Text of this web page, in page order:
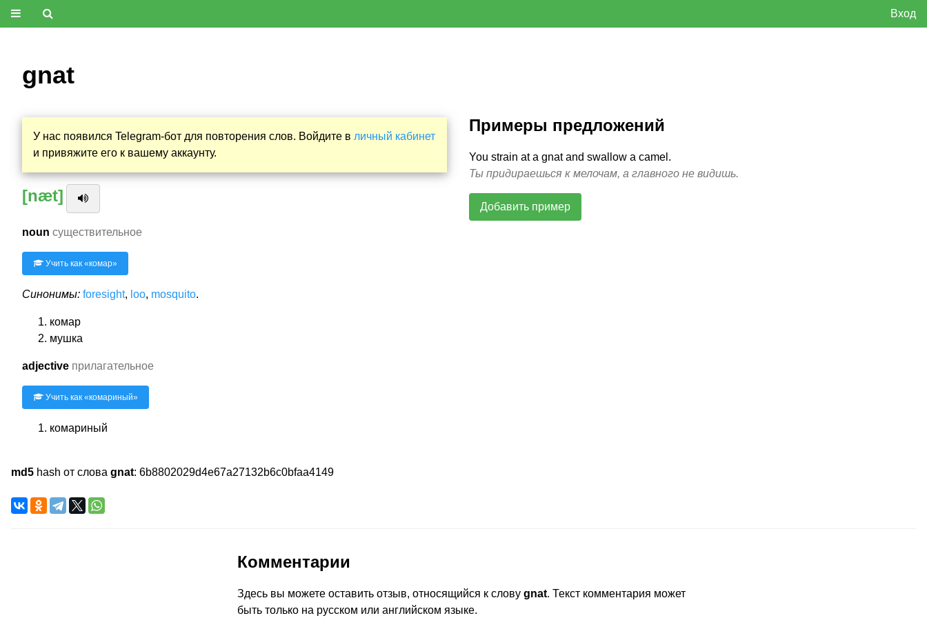
Вход
gnat
У нас появился Telegram-бот для повторения слов. Войдите в личный кабинет
и привяжите его к вашему аккаунту.
[næt]
noun существительное
Учить как «комар»
Синонимы: foresight, loo, mosquito.
комар
мушка
adjective прилагательное
Учить как «комариный»
комариный
Примеры предложений
You strain at a gnat and swallow a camel.
Ты придираешься к мелочам, а главного не видишь.
Добавить пример
md5 hash от слова gnat: 6b8802029d4e67a27132b6c0bfaa4149
Комментарии
Здесь вы можете оставить отзыв, относящийся к слову gnat. Текст комментария может
быть только на русском или английском языке.